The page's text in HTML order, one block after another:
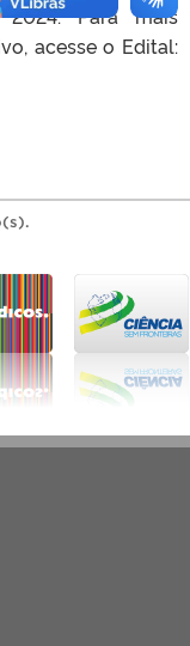
Para mais
acesse o Edital: